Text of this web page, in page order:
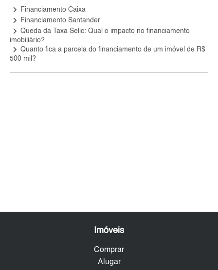
keyboard_arrow_right Financiamento Caixa
keyboard_arrow_right Financiamento Santander
keyboard_arrow_right Queda da Taxa Selic: Qual o impacto no financiamento
imobiliário?
keyboard_arrow_right Quanto fica a parcela do financiamento de um imóvel de R$
500 mil?
Imóveis
Comprar
Alugar